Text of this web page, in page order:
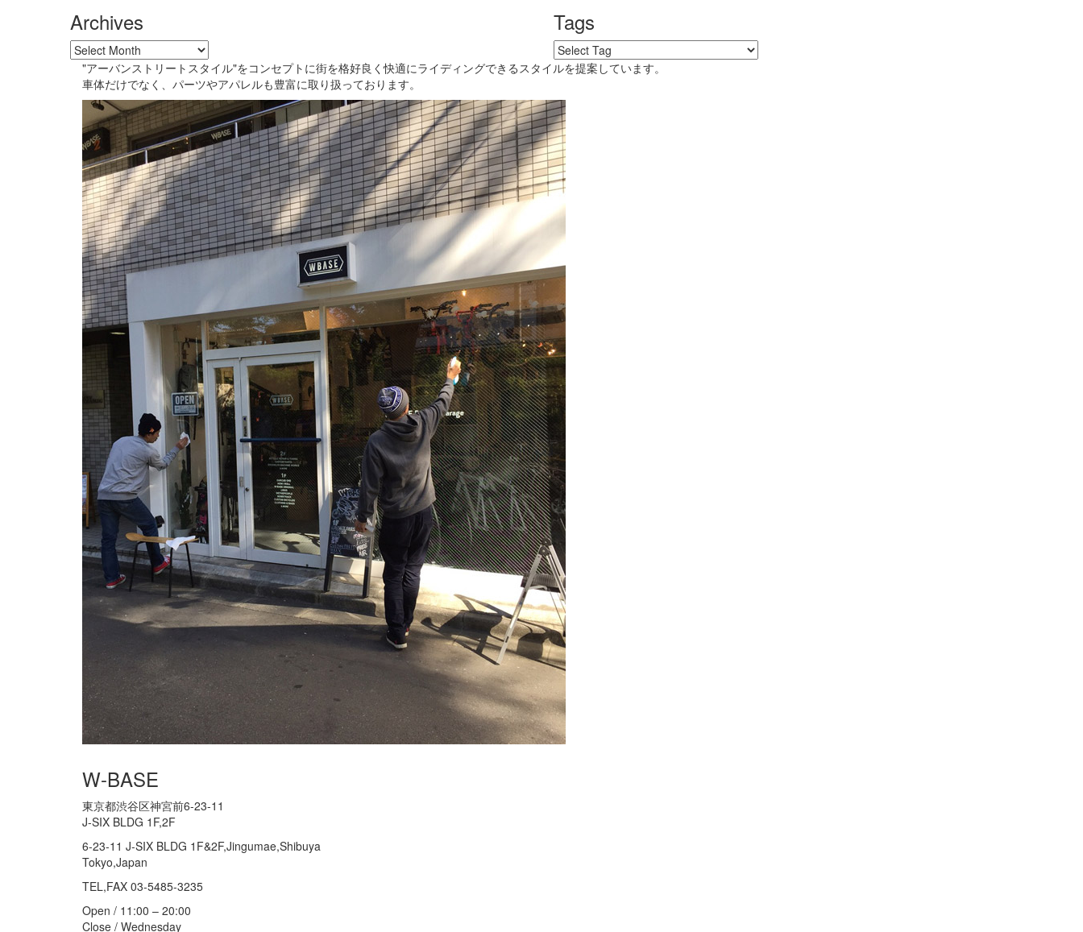
Archives Tags
"アーバンストリートスタイル"をコンセプトに街を格好良く快適にライディングできるスタイルを提案しています。
車体だけでなく、パーツやアパレルも豊富に取り扱っております。
W-BASE
東京都渋谷区神宮前6-23-11
J-SIX BLDG 1F,2F
6-23-11 J-SIX BLDG 1F&2F,Jingumae,Shibuya
Tokyo,Japan
TEL,FAX 03-5485-3235
Open / 11:00 – 20:00
Close / Wednesday